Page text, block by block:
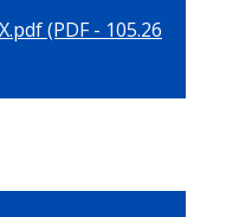
(PDF - 105.26